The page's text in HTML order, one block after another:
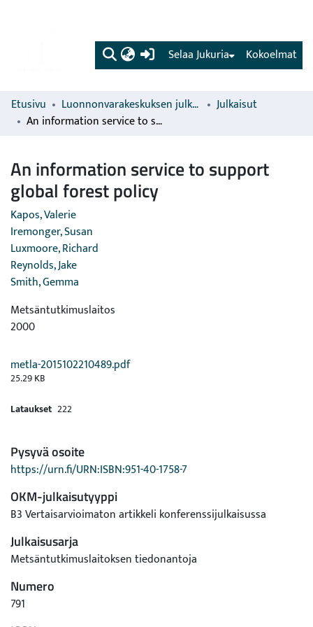
(current) Kokoelmat
Selaa Jukuria
Etusivu Luonnonvarakeskuksen julkaisut
Julkaisut
An information service to support global forest policy
An information service to support
global forest policy
Kapos, Valerie
Iremonger, Susan
Luxmoore, Richard
Reynolds, Jake
Smith, Gemma
Metsäntutkimuslaitos
2000
metla-2015102210489.pdf
25.29 KB
Lataukset 222
Pysyvä osoite
https://urn.fi/URN:ISBN:951-40-1758-7
OKM-julkaisutyyppi
B3 Vertaisarvioimaton artikkeli konferenssijulkaisussa
Julkaisusarja
Metsäntutkimuslaitoksen tiedonantoja
Numero
791